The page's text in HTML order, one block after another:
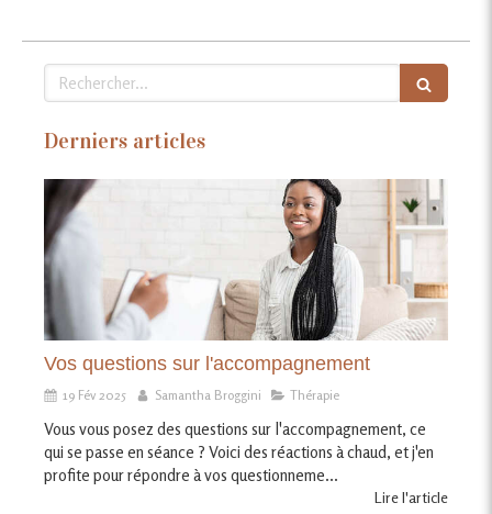
Rechercher
Derniers articles
Vos questions sur l'accompagnement
19 Fév 2025 Samantha Broggini Thérapie
Vous vous posez des questions sur l'accompagnement, ce
qui se passe en séance ? Voici des réactions à chaud, et j'en
profite pour répondre à vos questionneme...
Lire l'article